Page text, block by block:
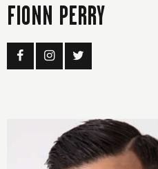
FIONN PERRY